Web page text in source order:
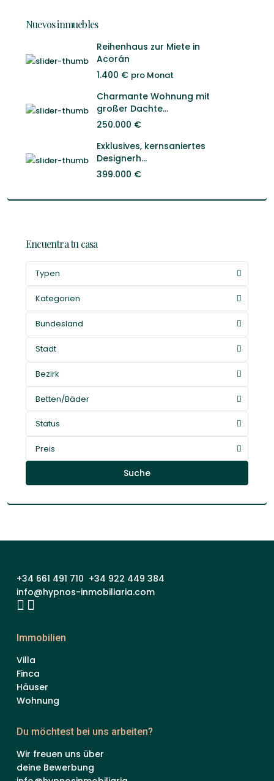
Nuevos inmuebles
Reihenhaus zur Miete in
Acorán
1.400 € pro Monat
Charmante Wohnung mit
großer Dachte...
250.000 €
Exklusives, kernsaniertes
Designerh...
399.000 €
Encuentra tu casa
Typen
Kategorien
Bundesland
Stadt
Bezirk
Betten/Bäder
Status
Preis
Suche
+34 661 491 710 +34 922 449 384
info@hypnos-inmobiliaria.com
Immobilien
Villa
Finca
Häuser
Wohnung
Du möchtest bei uns arbeiten?
Wir freuen uns über
deine Bewerbung